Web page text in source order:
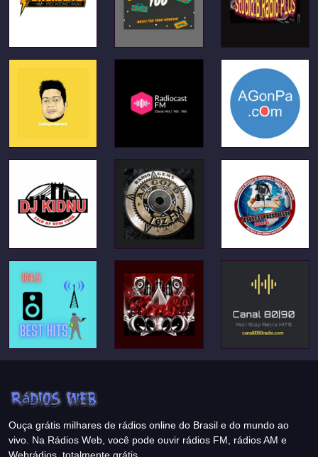
Ouça grátis milhares de rádios online do Brasil e do mundo ao
vivo. Na Rádios Web, você pode ouvir rádios FM, rádios AM e